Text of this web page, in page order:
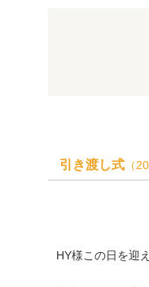
引き渡し式 （
HY様この日を迎